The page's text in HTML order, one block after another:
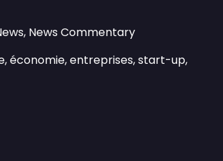
News Commentary
économie, entreprises, start-up,